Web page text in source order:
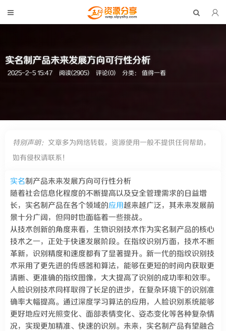
实名制产品未来发展方向可行性分析
2025-2-5 15:47 阅读(2905) 评论(0) 分类： 值得一看
特别声明： 文章多为网络转载，资源使用一般不提供任何帮助，
如有侵权请联系！
实名制产品未来发展方向可行性分析
随着社会信息化程度的不断提高以及安全管理需求的日益增
长，实名制产品在各个领域的应用越来越广泛，其未来发展前
景十分广阔，但同时也面临着一些挑战。
从技术创新的角度来看，生物识别技术作为实名制产品的核心
技术之一，正处于快速发展阶段。在指纹识别方面，技术不断
革新，识别精度和速度都有了显著提升。新一代的指纹识别技
术采用了更先进的传感器和算法，能够在更短的时间内获取更
清晰、更准确的指纹图像，大大提高了识别的成功率和效率。
人脸识别技术同样取得了长足的进步，在复杂环境下的识别准
确率大幅提高。通过深度学习算法的应用，人脸识别系统能够
更好地应对光照变化、面部表情变化、姿态变化等各种复杂情
况，实现更加精准、快速的识别。未来，实名制产品有望融合